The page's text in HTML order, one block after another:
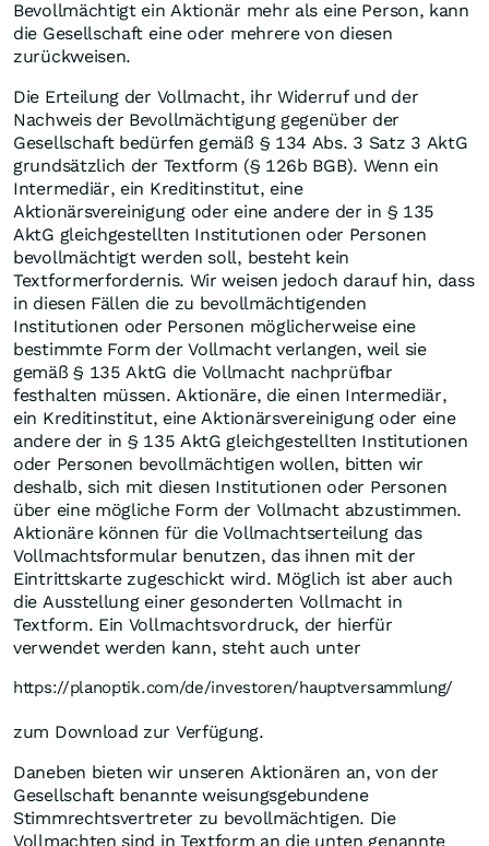
Bevollmächtigt ein Aktionär mehr als eine Person, kann
die Gesellschaft eine oder mehrere von diesen
zurückweisen.
Die Erteilung der Vollmacht, ihr Widerruf und der
Nachweis der Bevollmächtigung gegenüber der
Gesellschaft bedürfen gemäß § 134 Abs. 3 Satz 3 AktG
grundsätzlich der Textform (§ 126b BGB). Wenn ein
Intermediär, ein Kreditinstitut, eine
Aktionärsvereinigung oder eine andere der in § 135
AktG gleichgestellten Institutionen oder Personen
bevollmächtigt werden soll, besteht kein
Textformerfordernis. Wir weisen jedoch darauf hin, dass
in diesen Fällen die zu bevollmächtigenden
Institutionen oder Personen möglicherweise eine
bestimmte Form der Vollmacht verlangen, weil sie
gemäß § 135 AktG die Vollmacht nachprüfbar
festhalten müssen. Aktionäre, die einen Intermediär,
ein Kreditinstitut, eine Aktionärsvereinigung oder eine
andere der in § 135 AktG gleichgestellten Institutionen
oder Personen bevollmächtigen wollen, bitten wir
deshalb, sich mit diesen Institutionen oder Personen
über eine mögliche Form der Vollmacht abzustimmen.
Aktionäre können für die Vollmachtserteilung das
Vollmachtsformular benutzen, das ihnen mit der
Eintrittskarte zugeschickt wird. Möglich ist aber auch
die Ausstellung einer gesonderten Vollmacht in
Textform. Ein Vollmachtsvordruck, der hierfür
verwendet werden kann, steht auch unter
https://planoptik.com/de/investoren/hauptversammlung/
zum Download zur Verfügung.
Daneben bieten wir unseren Aktionären an, von der
Gesellschaft benannte weisungsgebundene
Stimmrechtsvertreter zu bevollmächtigen. Die
Vollmachten sind in Textform an die unten genannte